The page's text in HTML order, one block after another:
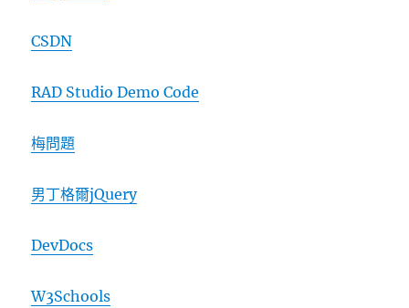
CSDN
RAD Studio Demo Code
梅問題
男丁格爾jQuery
DevDocs
W3Schools